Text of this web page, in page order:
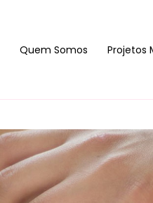
Quem Somos Projetos